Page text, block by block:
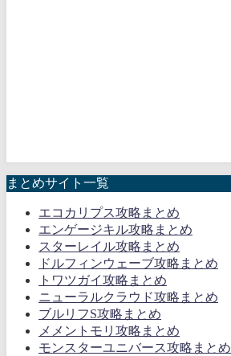
まとめサイト一覧
エコカリプス攻略まとめ
エンゲージキル攻略まとめ
スターレイル攻略まとめ
ドルフィンウェーブ攻略まとめ
トワツガイ攻略まとめ
ニューラルクラウド攻略まとめ
ブルリフS攻略まとめ
メメントモリ攻略まとめ
モンスターユニバース攻略まとめ